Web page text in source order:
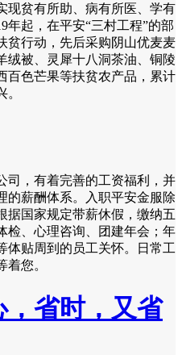
现贫有所助、病有所医、学有
年起，在平安“三村工程”的部
贫行动，先后采购阴山优麦麦
绒被、灵犀十八洞茶油、铜陵
百色芒果等扶贫农产品，累计
司，有着完善的工资福利，并
的薪酬体系。入职平安金服除
据国家规定带薪休假，缴纳五
检、心理咨询、团建年会；年
体贴周到的员工关怀。日常工
您。
省时，又省